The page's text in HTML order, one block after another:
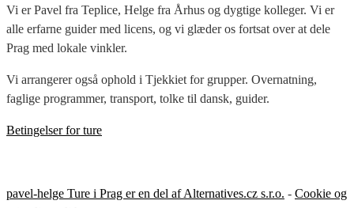
Vi er Pavel fra Teplice, Helge fra Århus og dygtige kolleger. Vi er
alle erfarne guider med licens, og vi glæder os fortsat over at dele
Prag med lokale vinkler.
Vi arrangerer også ophold i Tjekkiet for grupper. Overnatning,
faglige programmer, transport, tolke til dansk, guider.
Betingelser for ture
pavel-helge Ture i Prag er en del af Alternatives.cz s.r.o. - Cookie og